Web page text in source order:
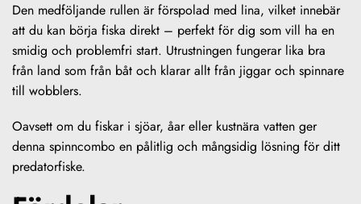
Den medföljande rullen är förspolad med lina, vilket innebär
att du kan börja fiska direkt – perfekt för dig som vill ha en
smidig och problemfri start. Utrustningen fungerar lika bra
från land som från båt och klarar allt från jiggar och spinnare
till wobblers.
Oavsett om du fiskar i sjöar, åar eller kustnära vatten ger
denna spinncombo en pålitlig och mångsidig lösning för ditt
predatorfiske.